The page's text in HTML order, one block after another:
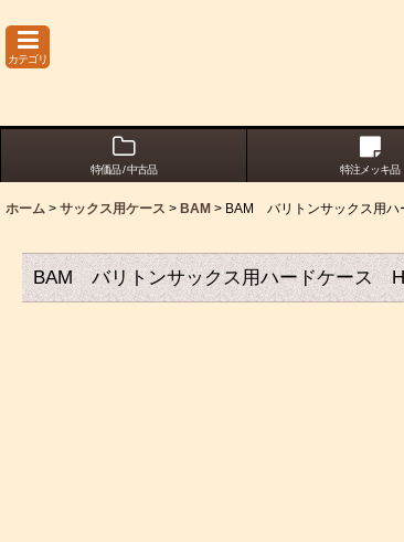
カテゴリ
特価品 / 中古品 特注メッキ品
ホーム > サックス用ケース > BAM > BAM バリトンサックス用
BAM バリトンサックス用ハードケース